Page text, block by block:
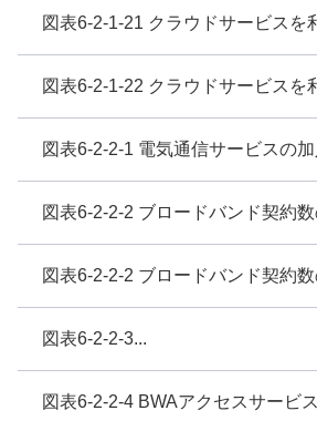
図表6-2-1-21 クラウドサービスを
図表6-2-1-22 クラウドサービスを
図表6-2-2-1 電気通信サービスの
図表6-2-2-2 ブロードバンド契約数
図表6-2-2-2 ブロードバンド契約数
図表6-2-2-3...
図表6-2-2-4 BWAアクセスサービ